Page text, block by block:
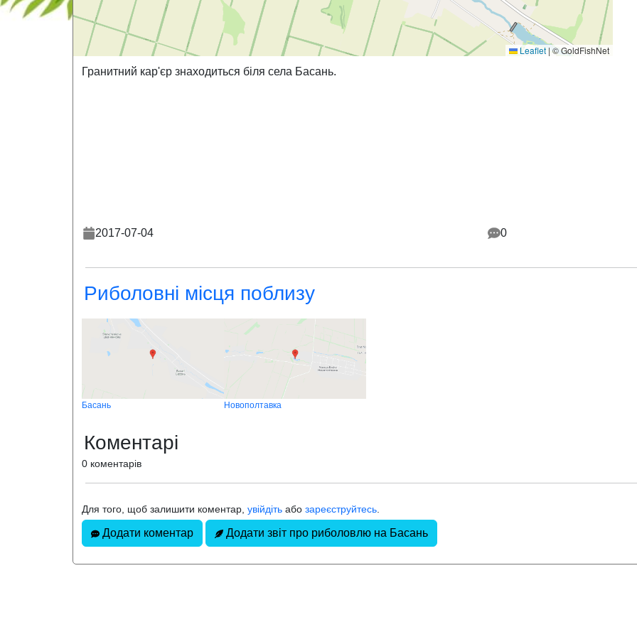
Leaflet | © GoldFishNet
Гранитний кар'єр знаходиться біля села Басань.
2017-07-04 0
Риболовні місця поблизу
Басань Новополтавка
Коментарі
0 коментарів
Для того, щоб залишити коментар, увійдіть або зареєструйтесь
Додати коментар Додати звіт про риболовлю на Басань